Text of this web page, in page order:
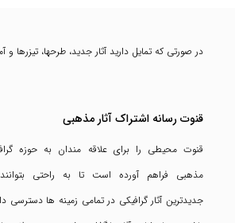
در صورتی که تمایل دارید آثار جدید، طرحها، تیزرها
قنوت رسانه اشتراک آثار مذهبی
قنوت محیطی را برای علاقه مندان به حوزه
مذهبی فراهم آورده است تا به راحتی
جدیدترین آثار گرافیکی در تمامی زمینه ها دسترسی